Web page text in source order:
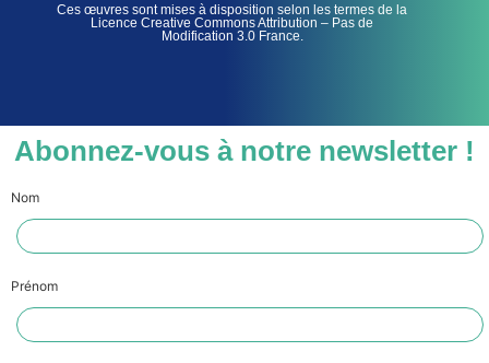
Ces œuvres sont mises à disposition selon les termes de la
Licence Creative Commons Attribution – Pas de
Modification 3.0 France.
Abonnez-vous à notre newsletter !
Nom
Prénom